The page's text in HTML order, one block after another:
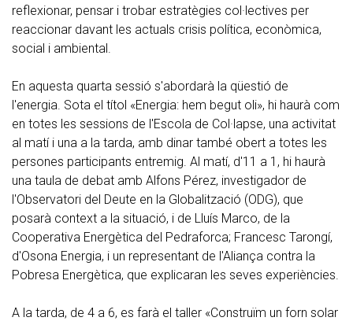
reflexionar, pensar i trobar estratègies col·lectives per
reaccionar davant les actuals crisis política, econòmica,
social i ambiental.
En aquesta quarta sessió s'abordarà la qüestió de
l'energia. Sota el títol «Energia: hem begut oli», hi haurà com
en totes les sessions de l'Escola de Col·lapse, una activitat
al matí i una a la tarda, amb dinar també obert a totes les
persones participants entremig. Al matí, d'11 a 1, hi haurà
una taula de debat amb Alfons Pérez, investigador de
l'Observatori del Deute en la Globalització (ODG), que
posarà context a la situació, i de Lluís Marco, de la
Cooperativa Energètica del Pedraforca; Francesc Tarongí,
d'Osona Energia, i un representant de l'Aliança contra la
Pobresa Energètica, que explicaran les seves experiències.
A la tarda, de 4 a 6, es farà el taller «Construïm un forn solar